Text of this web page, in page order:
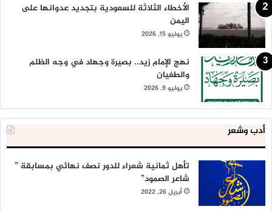
الأخطاء الثلاثة للسعودية بتجديد عدوانها على
اليمن
يوليو 15, 2026
نهج الإمام زيد.. بصيرة وجهاد في وجه الظلم
والطغيان
يوليو 9, 2026
أدب وشعر
تأهل ثمانية شعراء للدور نصف نهائي بمسابقة ”
شاعر الصمود”
أبريل 26, 2022